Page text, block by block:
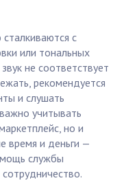
с
или тональных
не соответствует
рекомендуется
и слушать
учитывать
но и
время и деньги —
службы